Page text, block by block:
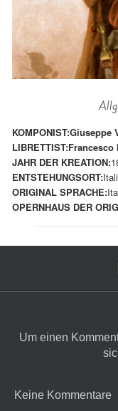
KOMPONIST:Giuseppe
LIBRETTIST:Francesco
JAHR DER KREATION:
ENTSTEHUNGSORT:
ORIGINAL SPRACHE:
OPERNHAUS DER
Um einen
Keine Kommentare